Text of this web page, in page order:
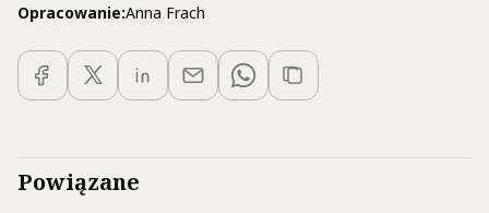
Opracowanie:Anna Frach
Powiązane